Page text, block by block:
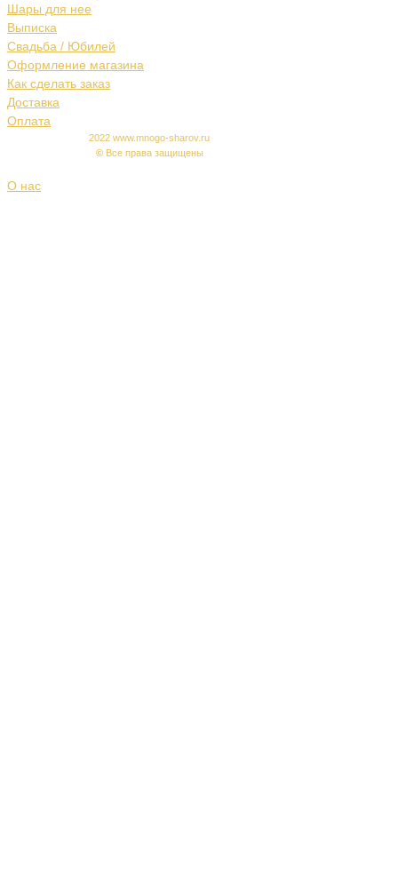
Шары для нее
Выписка
Свадьба / Юбилей
Оформление магазина
Как сделать заказ
Доставка
Оплата
2022 www.mnogo-sharov.ru
© Все права защищены
О нас